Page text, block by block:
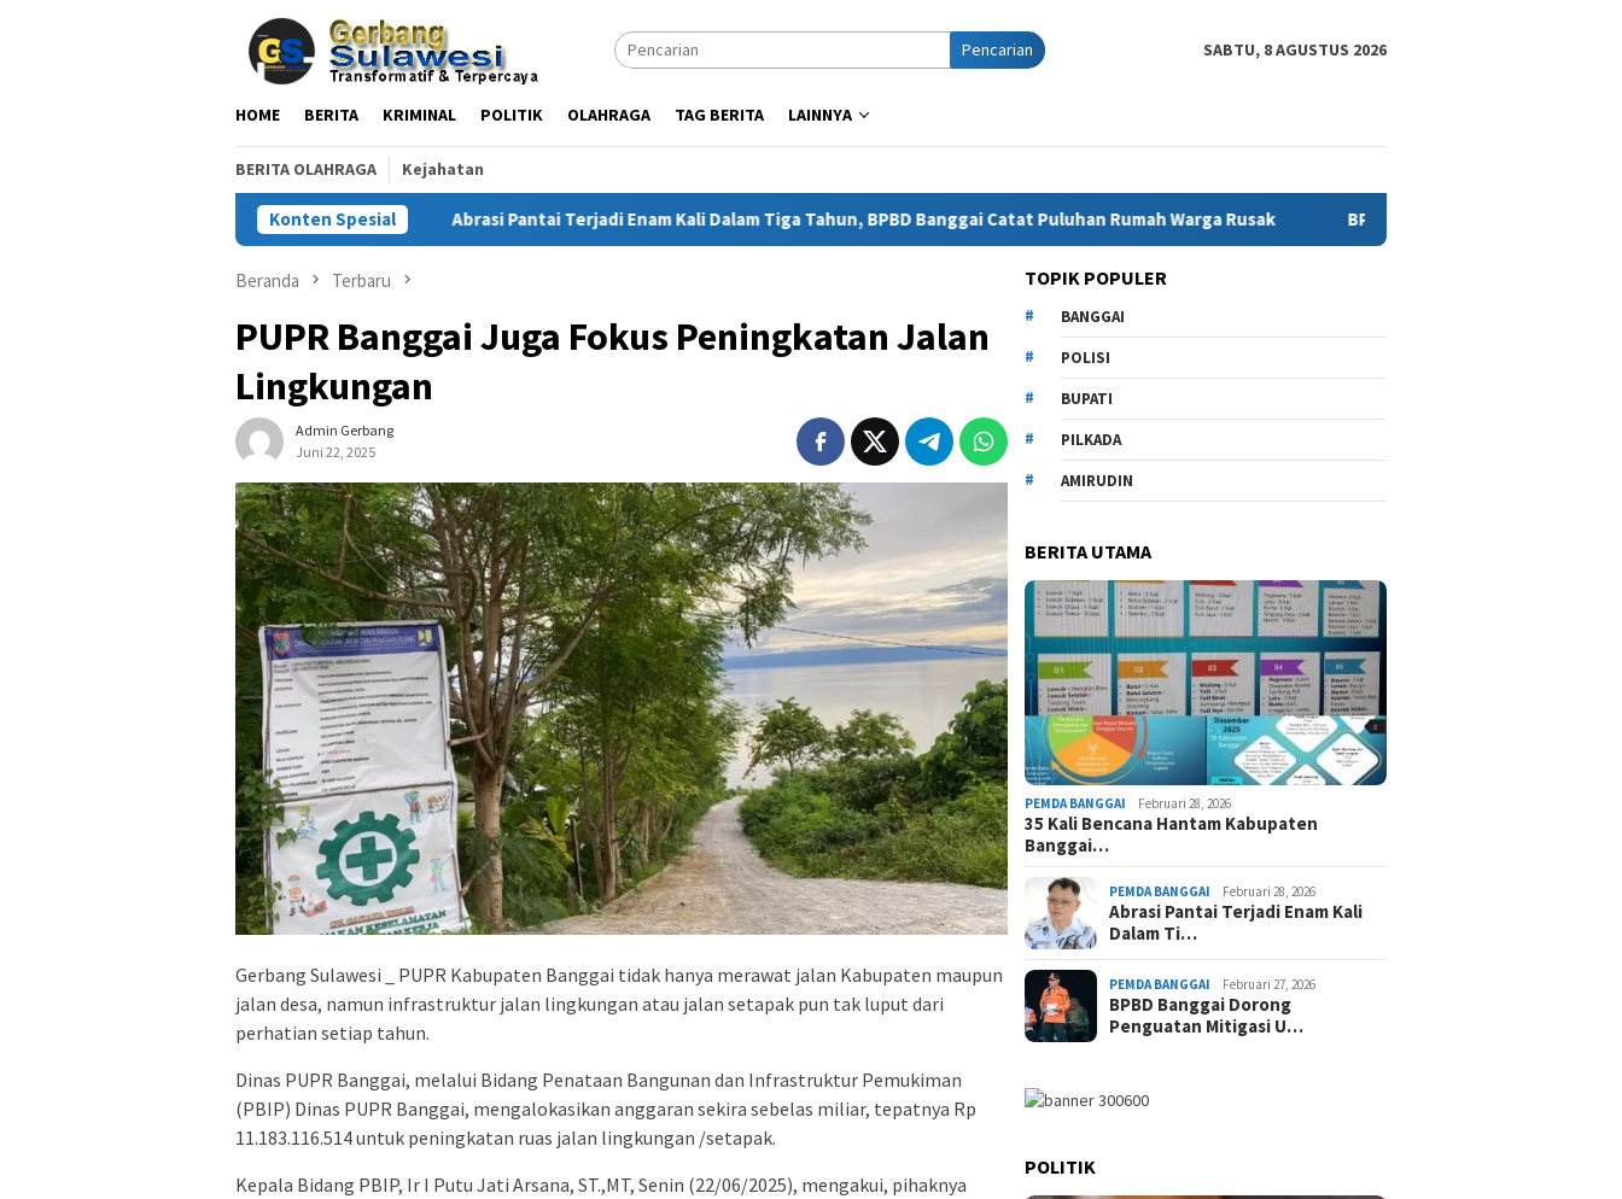
Pencarian SABTU, 8 AGUSTUS 2026
HOME BERITA KRIMINAL POLITIK OLAHRAGA TAG BERITA LAINNYA
BERITA OLAHRAGA Kejahatan
Konten SpesialAbrasi Pantai Terjadi Enam Kali Dalam Tiga Tahun, BPBD Banggai Catat Puluhan Rumah Warga Rusak BPBD Banggai Dorong Penguatan Mitigasi
Beranda Terbaru
PUPR Banggai Juga Fokus Peningkatan Jalan
Lingkungan
Admin Gerbang
Juni 22, 2025
Gerbang Sulawesi _ PUPR Kabupaten Banggai tidak hanya merawat jalan Kabupaten maupun
jalan desa, namun infrastruktur jalan lingkungan atau jalan setapak pun tak luput dari
perhatian setiap tahun.
Dinas PUPR Banggai, melalui Bidang Penataan Bangunan dan Infrastruktur Pemukiman
(PBIP) Dinas PUPR Banggai, mengalokasikan anggaran sekira sebelas miliar, tepatnya Rp
11.183.116.514 untuk peningkatan ruas jalan lingkungan /setapak.
Kepala Bidang PBIP, Ir I Putu Jati Arsana, ST.,MT, Senin (22/06/2025), mengakui, pihaknya
TOPIK POPULER
BANGGAI
POLISI
BUPATI
PILKADA
AMIRUDIN
BERITA UTAMA
PEMDA BANGGAI Februari 28, 2026
35 Kali Bencana Hantam Kabupaten
Banggai…
PEMDA BANGGAI Februari 28, 2026
Abrasi Pantai Terjadi Enam Kali
Dalam Ti…
PEMDA BANGGAI Februari 27, 2026
BPBD Banggai Dorong
Penguatan Mitigasi U…
POLITIK